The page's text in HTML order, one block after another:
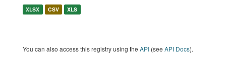
XLSX CSV XLS
You can also access this registry using the API (see API Docs).